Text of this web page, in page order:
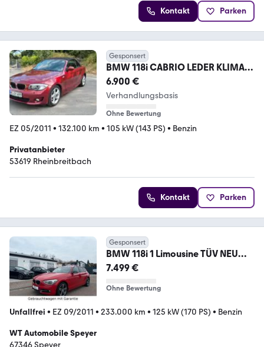
Kontakt Parken
Gesponsert
BMW 118i CABRIO LEDER KLIMA
PDC KEYLESS SHZ
6.900 €
Verhandlungsbasis
Ohne Bewertung
EZ 05/2011 • 132.100 km • 105 kW (143 PS) • Benzin
Privatanbieter
53619 Rheinbreitbach
Kontakt Parken
Gesponsert
BMW 118i 1 Limousine TÜV NEU
Garantie Steuerket.Neu!
7.499 €
Ohne Bewertung
Unfallfrei • EZ 09/2011 • 233.000 km • 125 kW (170 PS) • Benzin
WT Automobile Speyer